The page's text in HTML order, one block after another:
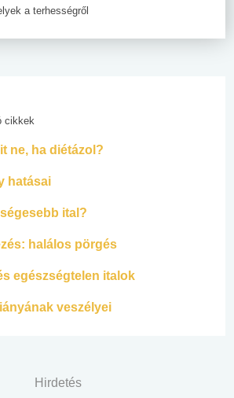
a terhességről
cikkek
ne, ha diétázol?
hatásai
ital?
halálos pörgés
egészségtelen italok
veszélyei
Hirdetés